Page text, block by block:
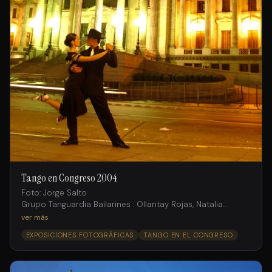
Tango en Congreso 2004
Foto: Jorge Salto
Grupo Tanguardia Bailarines : Ollantay Rojas, Natalia
Fossati , Andrés Ruiz;
Rosemvasser, Michaela Cortado.
ver más
EXPOSICIONES FOTOGRÁFICAS TANGO EN EL CONGRESO